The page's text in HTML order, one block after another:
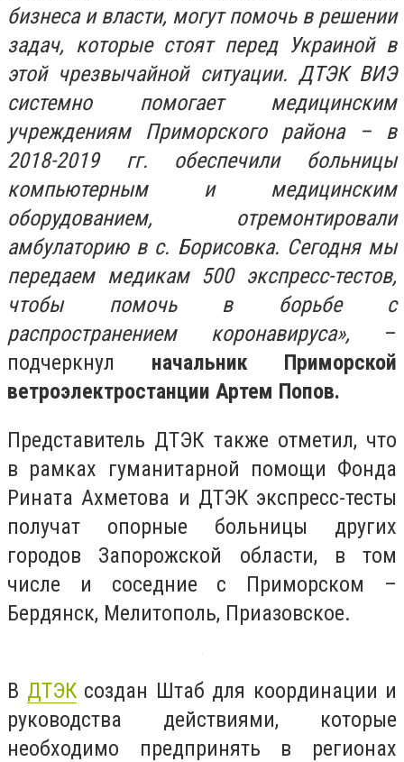
бизнеса и власти, могут помочь в решении
задач, которые стоят перед Украиной в
этой чрезвычайной ситуации. ДТЭК ВИЭ
системно помогает медицинским
учреждениям Приморского района – в
2018-2019 гг. обеспечили больницы
компьютерным и медицинским
оборудованием, отремонтировали
амбулаторию в с. Борисовка. Сегодня мы
передаем медикам 500 экспресс-тестов,
чтобы помочь в борьбе с
распространением коронавируса», –
подчеркнул начальник Приморской
ветроэлектростанции Артем Попов.
Представитель ДТЭК также отметил, что
в рамках гуманитарной помощи Фонда
Рината Ахметова и ДТЭК экспресс-тесты
получат опорные больницы других
городов Запорожской области, в том
числе и соседние с Приморском –
Бердянск, Мелитополь, Приазовское.
В ДТЭКсоздан Штаб для координации и
руководства действиями, которые
необходимо предпринять в регионах